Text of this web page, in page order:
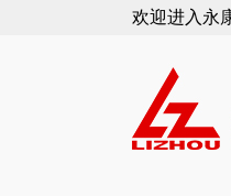
欢迎进入永